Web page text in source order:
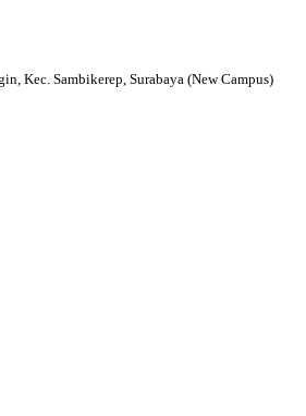
Kec. Sambikerep, Surabaya (New Campus)